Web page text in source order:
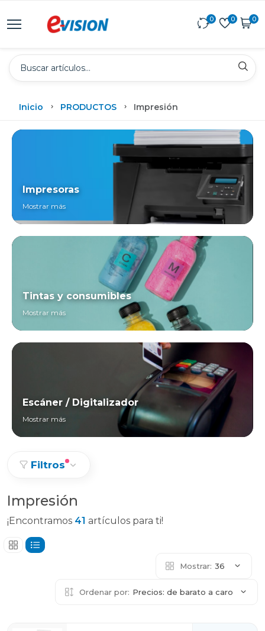
0 0 0
Inicio PRODUCTOS Impresión
Impresoras
Mostrar más
Tintas y consumibles
Mostrar más
Escáner / Digitalizador
Mostrar más
Filtros
Impresión
¡Encontramos 41 artículos para ti!
Mostrar: 36
Ordenar por: Precios: de barato a caro